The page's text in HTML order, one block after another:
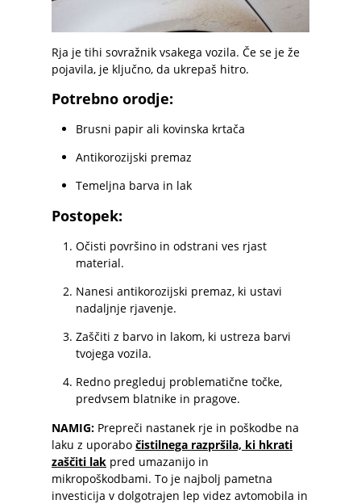
Rja je tihi sovražnik vsakega vozila. Če se je že
pojavila, je ključno, da ukrepaš hitro.
Potrebno orodje:
Brusni papir ali kovinska krtača
Antikorozijski premaz
Temeljna barva in lak
Postopek:
Očisti površino in odstrani ves rjast
material.
Nanesi antikorozijski premaz, ki ustavi
nadaljnje rjavenje.
Zaščiti z barvo in lakom, ki ustreza barvi
tvojega vozila.
Redno pregleduj problematične točke,
predvsem blatnike in pragove.
NAMIG: Prepreči nastanek rje in poškodbe na
laku z uporabo čistilnega razpršila, ki hkrati
zaščiti lak pred umazanijo in
mikropoškodbami. To je najbolj pametna
investicija v dolgotrajen lep videz avtomobila in